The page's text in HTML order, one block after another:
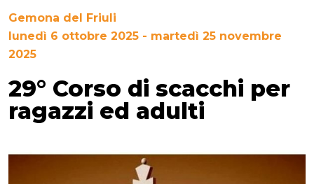
Gemona del Friuli
lunedì 6 ottobre 2025 - martedì 25 novembre
2025
29° Corso di scacchi per
ragazzi ed adulti